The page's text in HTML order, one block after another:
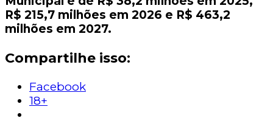
R$ 215,7 milhões em 2026 e R$ 463,2
milhões em 2027.
Compartilhe isso:
Facebook
18+